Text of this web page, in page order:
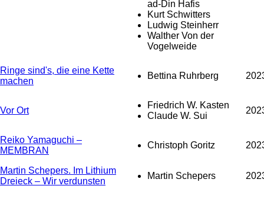
ad-Din Hafis
Kurt Schwitters
Ludwig Steinherr
Walther Von der
Vogelweide
Ringe sind's, die eine Kette
machen
Bettina Ruhrberg
Vor Ort
Friedrich W. Kasten
Claude W. Sui
Reiko Yamaguchi –
MEMBRAN
Christoph Goritz
Martin Schepers. Im Lithium
Dreieck – Wir verdunsten
Martin Schepers